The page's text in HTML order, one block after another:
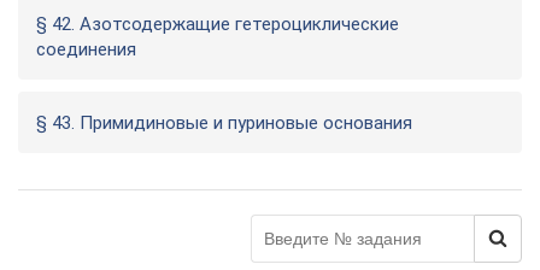
§ 42. Азотсодержащие гетероциклические
соединения
§ 43. Примидиновые и пуриновые основания